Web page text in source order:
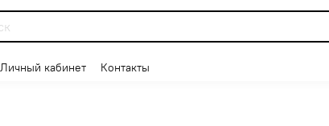
Личный кабинет Контакты